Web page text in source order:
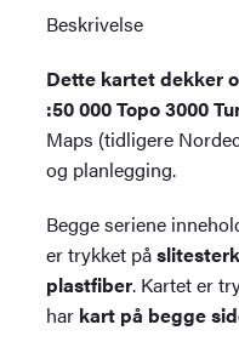
Beskrivelse
Dette kartet dekker
:50 000 Topo 3000
Maps (tidligere
og planlegging.
Begge seriene
er trykket på
plastfiber. Kartet er
har kart på begge